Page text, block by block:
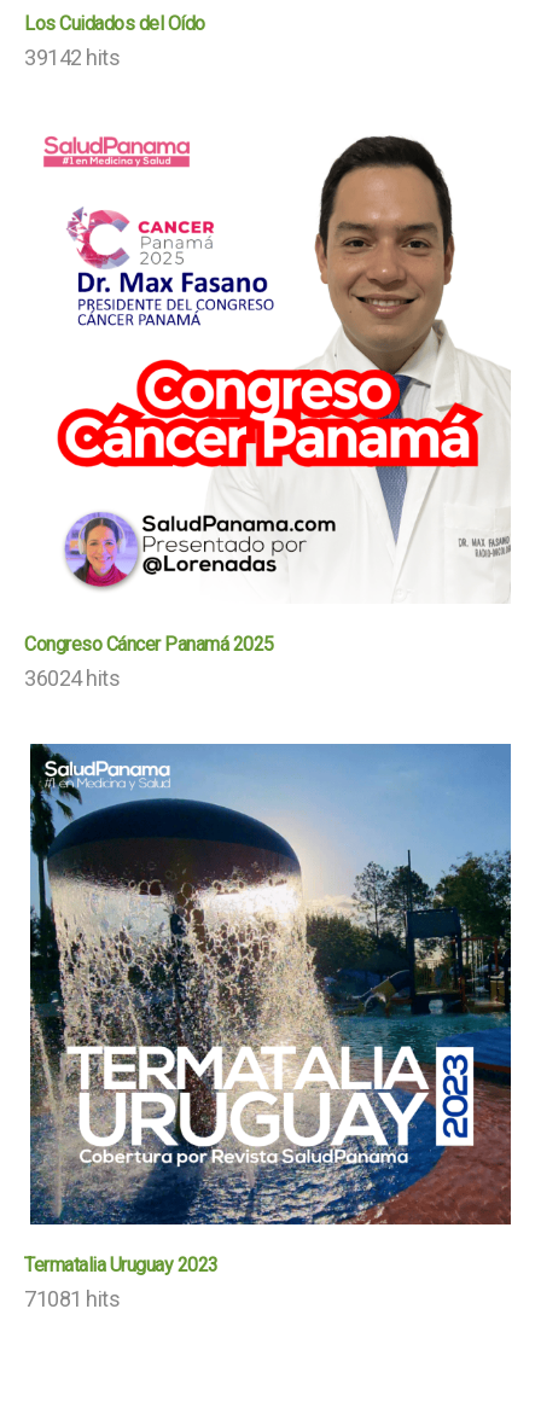
Los Cuidados del Oído
39142 hits
Congreso Cáncer Panamá 2025
36024 hits
Termatalia Uruguay 2023
71081 hits